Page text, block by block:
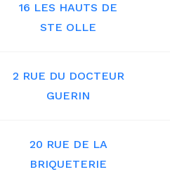
16 LES HAUTS DE
STE OLLE
2 RUE DU DOCTEUR
GUERIN
20 RUE DE LA
BRIQUETERIE